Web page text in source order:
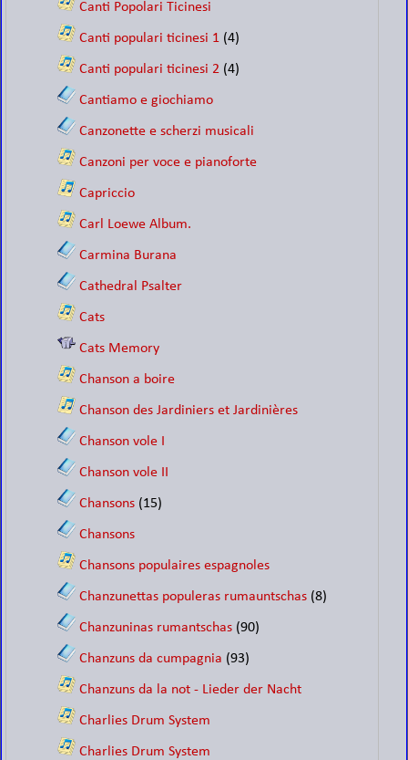
Canti Popolari Ticinesi
Canti populari ticinesi 1 (4)
Canti populari ticinesi 2 (4)
Cantiamo e giochiamo
Canzonette e scherzi musicali
Canzoni per voce e pianoforte
Capriccio
Carl Loewe Album.
Carmina Burana
Cathedral Psalter
Cats
Cats Memory
Chanson a boire
Chanson des Jardiniers et Jardinières
Chanson vole I
Chanson vole II
Chansons (15)
Chansons
Chansons populaires espagnoles
Chanzunettas populeras rumauntschas (8)
Chanzuninas rumantschas (90)
Chanzuns da cumpagnia (93)
Chanzuns da la not - Lieder der Nacht
Charlies Drum System
Charlies Drum System